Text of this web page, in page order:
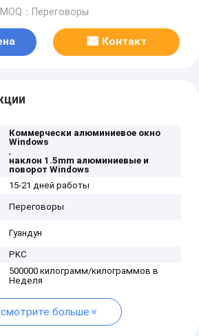
MOQ：Переговоры
Контакт
Коммерчески алюминиевое окно
Windows
,
наклон 1.5mm алюминиевые и
поворот Windows
15-21 дней работы
Переговоры
Гуандун
PKC
500000 килограмм/килограммов в
Неделя
больше